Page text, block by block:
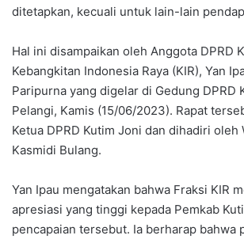
ditetapkan, kecuali untuk lain-lain
Hal ini disampaikan oleh Anggota DPRD
Kebangkitan Indonesia Raya (KIR), Yan
Paripurna yang digelar di Gedung DPRD
Pelangi, Kamis (15/06/2023). Rapat
Ketua DPRD Kutim Joni dan dihadiri oleh
Kasmidi Bulang.
Yan Ipau mengatakan bahwa Fraksi KIR
apresiasi yang tinggi kepada Pemkab
pencapaian tersebut. Ia berharap bahwa